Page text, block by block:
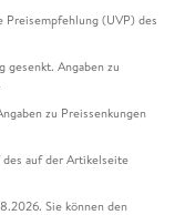
(UVP) des
gesenkt. Angaben zu
zu Preissenkungen
auf der Artikelseite
Sie können den